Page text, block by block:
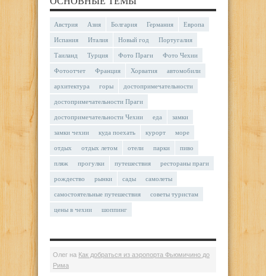
Австрия Азия Болгария Германия Европа
Испания Италия Новый год Португалия
Таиланд Турция Фото Праги Фото Чехии
Фотоотчет Франция Хорватия автомобили
архитектура горы достопримечательности
достопримечательности Праги
достопримечательности Чехии еда замки
замки чехии куда поехать курорт море
отдых отдых летом отели парки пиво
пляж прогулки путешествия рестораны праги
рождество рынки сады самолеты
самостоятельные путешествия советы туристам
цены в чехии шоппинг
Олег на Как добраться из аэропорта Фьюмичино до
Рима